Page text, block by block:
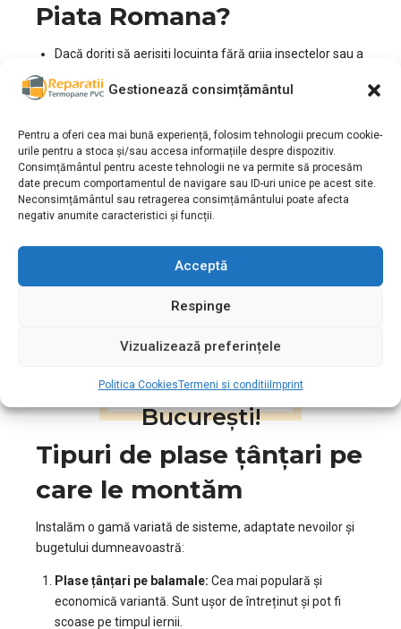
Gestionează consimțământul
Pentru a oferi cea mai bună experiență, folosim tehnologii precum cookie-
urile pentru a stoca și/sau accesa informațiile despre dispozitiv.
Consimțământul pentru aceste tehnologii ne va permite să procesăm
date precum comportamentul de navigare sau ID-uri unice pe acest site.
Neconsimțământul sau retragerea consimțământului poate afecta
negativ anumite caracteristici și funcții.
Acceptă
Respinge
Vizualizează preferințele
Politica CookiesTermeni si conditii Imprint
Piata Romana?
Dacă doriți să aerisiți locuința fără grija insectelor sau a
Dacă plasele vechi s-au rupt sau s-au copt la soare.
noi de protecție.
Dacă doriți sisteme moderne (plisse sau rulou) pentru
spații înguste.
Aveți un buget limitat?
Puteți apela cu încredere la
noi, prețurile noastre fiind
printre cele mai mici din
București!
Tipuri de plase țânțari pe
care le montăm
Instalăm o gamă variată de sisteme, adaptate nevoilor și
bugetului dumneavoastră:
Plase țânțari pe balamale: Cea mai populară și
economică variantă. Sunt ușor de întreținut și pot fi
scoase pe timpul iernii.